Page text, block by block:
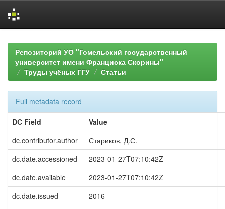
navigationРепозиторий УО "Гомельский государственный
университет имени Франциска Скорины"
Труды учёных ГГУ
Статьи
Full metadata record
DC Field
Value
dc.contributor.author
Стариков, Д.С.
dc.date.accessioned
2023-01-27T07:10:42Z
dc.date.available
2023-01-27T07:10:42Z
dc.date.issued
2016